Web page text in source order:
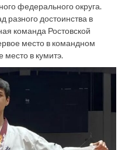
федерального округа.
разного достоинства в
команда Ростовской
место в командном
место в кумитэ.